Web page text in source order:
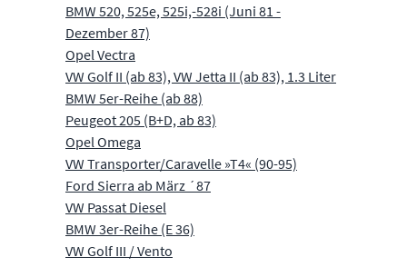
BMW 520, 525e, 525i,-528i (Juni 81 -
Dezember 87)
Opel Vectra
VW Golf II (ab 83), VW Jetta II (ab 83), 1.3 Liter
BMW 5er-Reihe (ab 88)
Peugeot 205 (B+D, ab 83)
Opel Omega
VW Transporter/Caravelle »T4« (90-95)
Ford Sierra ab März ´87
VW Passat Diesel
BMW 3er-Reihe (E 36)
VW Golf III / Vento